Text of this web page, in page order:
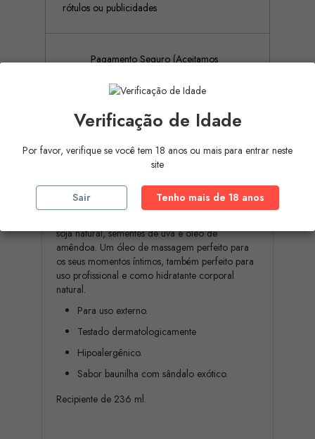
rótulos ou publicidades
Pagamento Seguro (Aceitamos
pagamento por referência Multibanco, Mbway
e cartões de crédito)
Descrição Detalhes do produto
soja natural, sementes de uva e óleo de
amêndoa. Um óleo de massagem perfeito para
os seus momentos íntimos, também perfeito para
uso profissional e como hidratante corporal
natural.
Para uso externo.
Testado dermatologicamente
Hipoalergênico.
Sabor baunilha com sândalo exótico.
Recipiente de 236 ml.
Verificação de Idade
Por favor, verifique se você tem 18 anos ou mais para entrar neste
site
Sair Tenho mais de 18 anos